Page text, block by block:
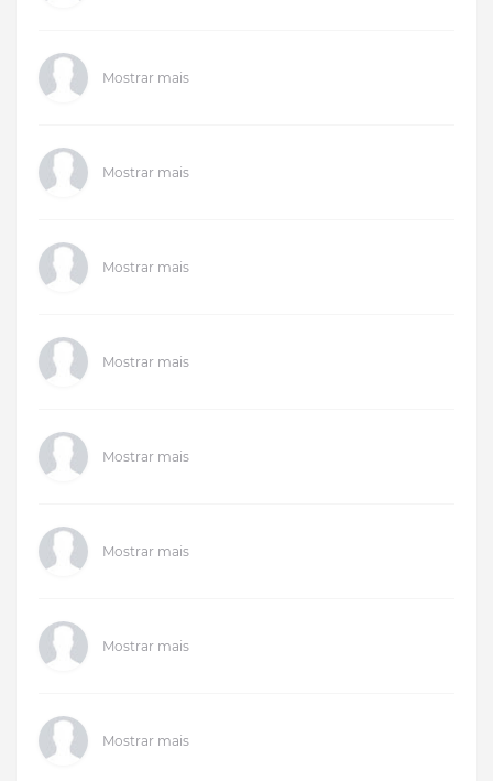
Mostrar mais
Mostrar mais
Mostrar mais
Mostrar mais
Mostrar mais
Mostrar mais
Mostrar mais
Mostrar mais